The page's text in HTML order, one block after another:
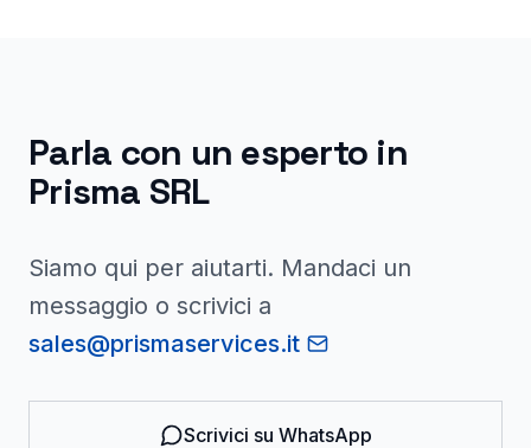
Parla con un esperto in
Prisma SRL
Siamo qui per aiutarti. Mandaci un
messaggio o scrivici a
sales@prismaservices.it
Scrivici su WhatsApp